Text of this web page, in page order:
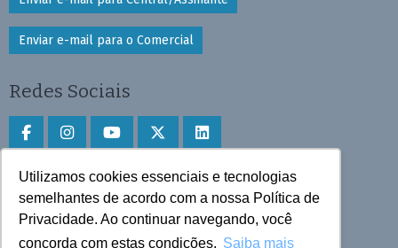
Utilizamos cookies essenciais e tecnologias
semelhantes de acordo com a nossa Política de
Privacidade. Ao continuar navegando, você
concorda com estas condições. Saiba mais
Enviar e-mail para o Comercial
Redes Sociais
Faça download do aplicativo
Play Store e App Store